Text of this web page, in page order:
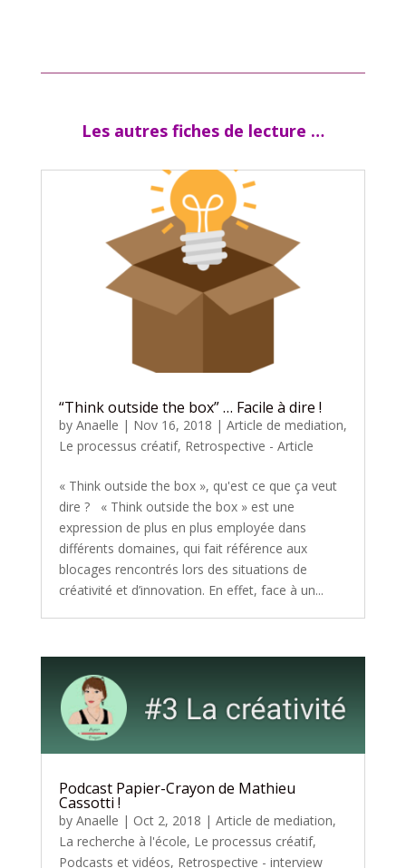
Les autres fiches de lecture …
“Think outside the box” … Facile à dire !
by Anaelle | Nov 16, 2018 | Article de mediation,
Le processus créatif, Retrospective - Article
« Think outside the box », qu'est ce que ça veut
dire ? « Think outside the box » est une
expression de plus en plus employée dans
différents domaines, qui fait référence aux
blocages rencontrés lors des situations de
créativité et d’innovation. En effet, face à un...
Podcast Papier-Crayon de Mathieu
Cassotti !
by Anaelle | Oct 2, 2018 | Article de mediation,
La recherche à l'école, Le processus créatif,
Podcasts et vidéos, Retrospective - interview